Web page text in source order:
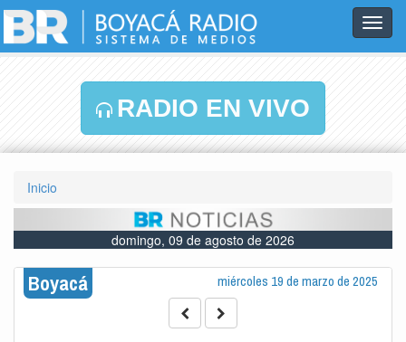
RADIO EN VIVO
Inicio
domingo, 09 de agosto de 2026
Boyacá miércoles 19 de marzo de 2025